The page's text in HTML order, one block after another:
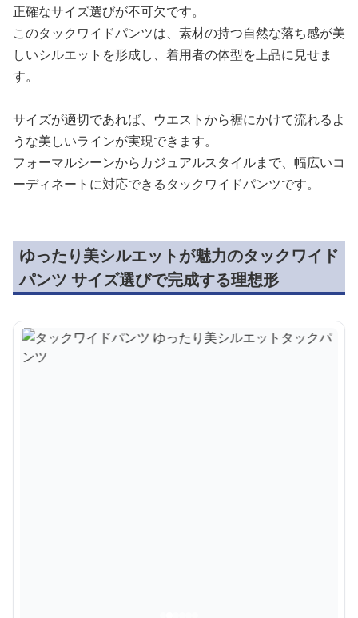
正確なサイズ選びが不可欠です。
このタックワイドパンツは、素材の持つ自然な落ち感が美
しいシルエットを形成し、着用者の体型を上品に見せま
す。
サイズが適切であれば、ウエストから裾にかけて流れるよ
うな美しいラインが実現できます。
フォーマルシーンからカジュアルスタイルまで、幅広いコ
ーディネートに対応できるタックワイドパンツです。
ゆったり美シルエットが魅力のタックワイド
パンツ サイズ選びで完成する理想形